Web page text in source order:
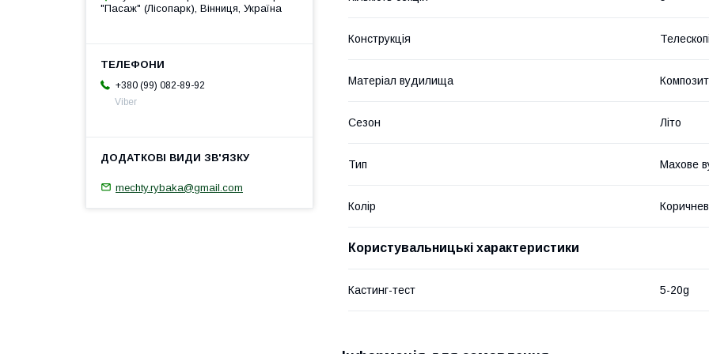
Конструкція
Матеріал вудилища Композит
Сезон Літо
Тип Махове
Колір
Користувальницькі характеристики
Кастинг-тест 5-20g
"Пасаж" (Лісопарк), Вінниця, Україна
+380 (99) 082-89-92
Viber
mechty.rybaka@gmail.com